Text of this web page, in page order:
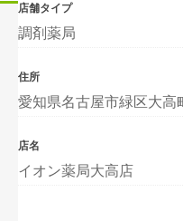
店舗タイプ
調剤薬局
住所
愛知県名古屋市緑区大高
店名
イオン薬局大高店